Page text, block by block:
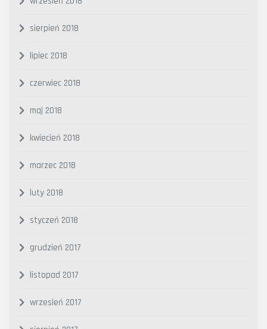
sierpień 2018
lipiec 2018
czerwiec 2018
maj 2018
kwiecień 2018
marzec 2018
luty 2018
styczeń 2018
grudzień 2017
listopad 2017
wrzesień 2017